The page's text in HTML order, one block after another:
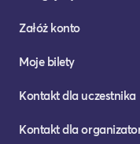
Załóż konto
Moje bilety
Kontakt dla uczestnika
Kontakt dla